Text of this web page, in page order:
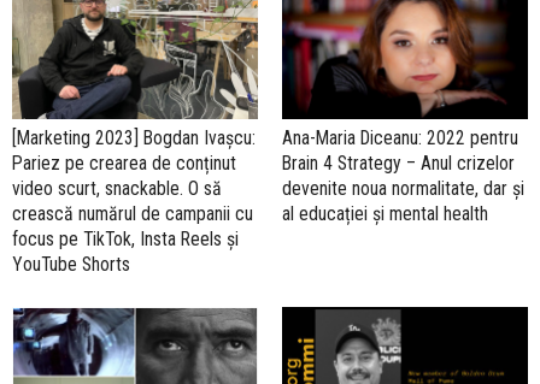
[Marketing 2023] Bogdan Ivașcu:
Pariez pe crearea de conținut
video scurt, snackable. O să
crească numărul de campanii cu
focus pe TikTok, Insta Reels și
YouTube Shorts
Ana-Maria Diceanu: 2022 pentru
Brain 4 Strategy – Anul crizelor
devenite noua normalitate, dar și
al educației și mental health